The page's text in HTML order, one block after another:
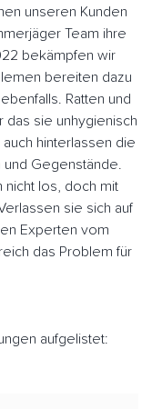
unseren Kunden
Team ihre
bekämpfen wir
bereiten dazu
Ratten und
das sie unhygienisch
hinterlassen die
und Gegenstände.
los, doch mit
sie sich auf
Experten vom
das Problem für
aufgelistet: